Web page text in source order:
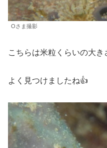
Oさま撮影
こちらは米粒くらいの大き
よく見つけましたね👍